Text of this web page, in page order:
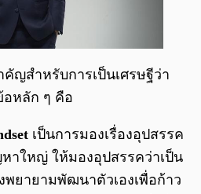
ญสำหรับการเป็นเศรษฐีว่า
อหลัก ๆ คือ
เป็นการมองเรื่องอุปสรรค
าใหญ่ ให้มองอุปสรรคว่าเป็น
งพยายามพัฒนาตัวเองเพื่อก้าว